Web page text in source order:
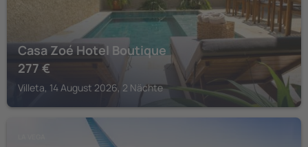
Casa Zoé Hotel Boutique
277 €
Villeta, 14 August 2026, 2 Nächte